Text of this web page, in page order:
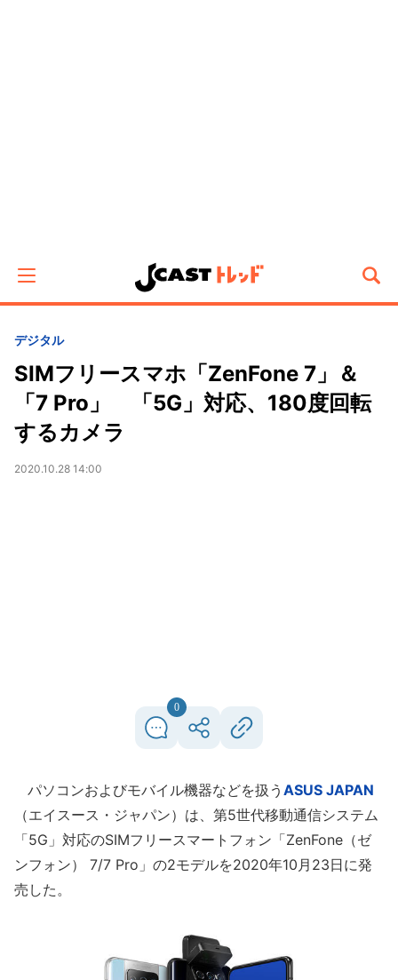
デジタル
SIMフリースマホ「ZenFone 7」＆
「7 Pro」 「5G」対応、180度回転
するカメラ
2020.10.28 14:00
0
パソコンおよびモバイル機器などを扱う ASUS JAPAN
（エイスース・ジャパン）は、第5世代移動通信システム
「5G」対応のSIMフリースマートフォン「ZenFone（ゼ
ンフォン） 7/7 Pro」の2モデルを2020年10月23日に発
売した。